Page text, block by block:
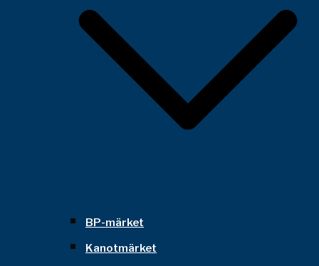
BP-märket
Kanotmärket